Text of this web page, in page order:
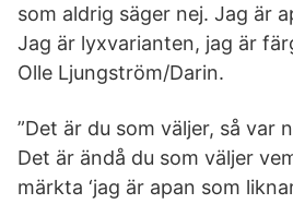
som aldrig säger nej. Jag är
Jag är lyxvarianten, jag är
Olle Ljungström/Darin.
”Det är du som väljer, så var
Det är ändå du som väljer
märkta ‘jag är apan som